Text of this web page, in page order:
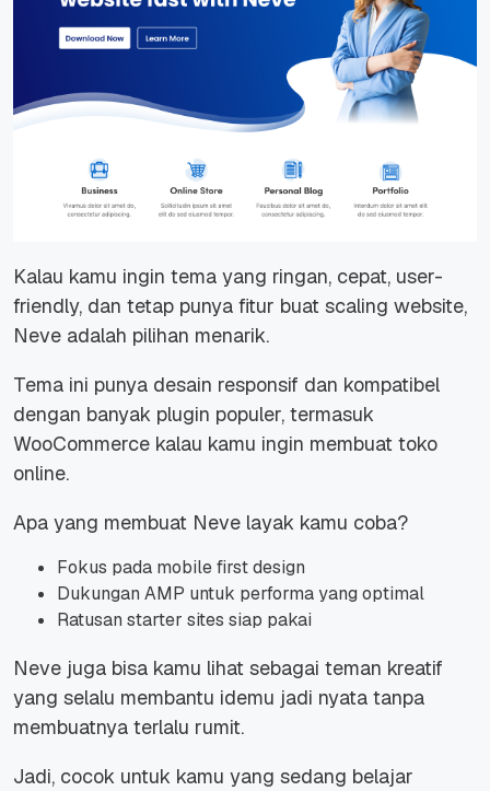
Kalau kamu ingin tema yang ringan, cepat, user-
friendly, dan tetap punya fitur buat scaling website,
Neve adalah pilihan menarik.
Tema ini punya desain responsif dan kompatibel
dengan banyak plugin populer, termasuk
WooCommerce kalau kamu ingin membuat toko
online.
Apa yang membuat Neve layak kamu coba?
Fokus pada mobile first design
Dukungan AMP untuk performa yang optimal
Ratusan starter sites siap pakai
Neve juga bisa kamu lihat sebagai teman kreatif
yang selalu membantu idemu jadi nyata tanpa
membuatnya terlalu rumit.
Jadi, cocok untuk kamu yang sedang belajar